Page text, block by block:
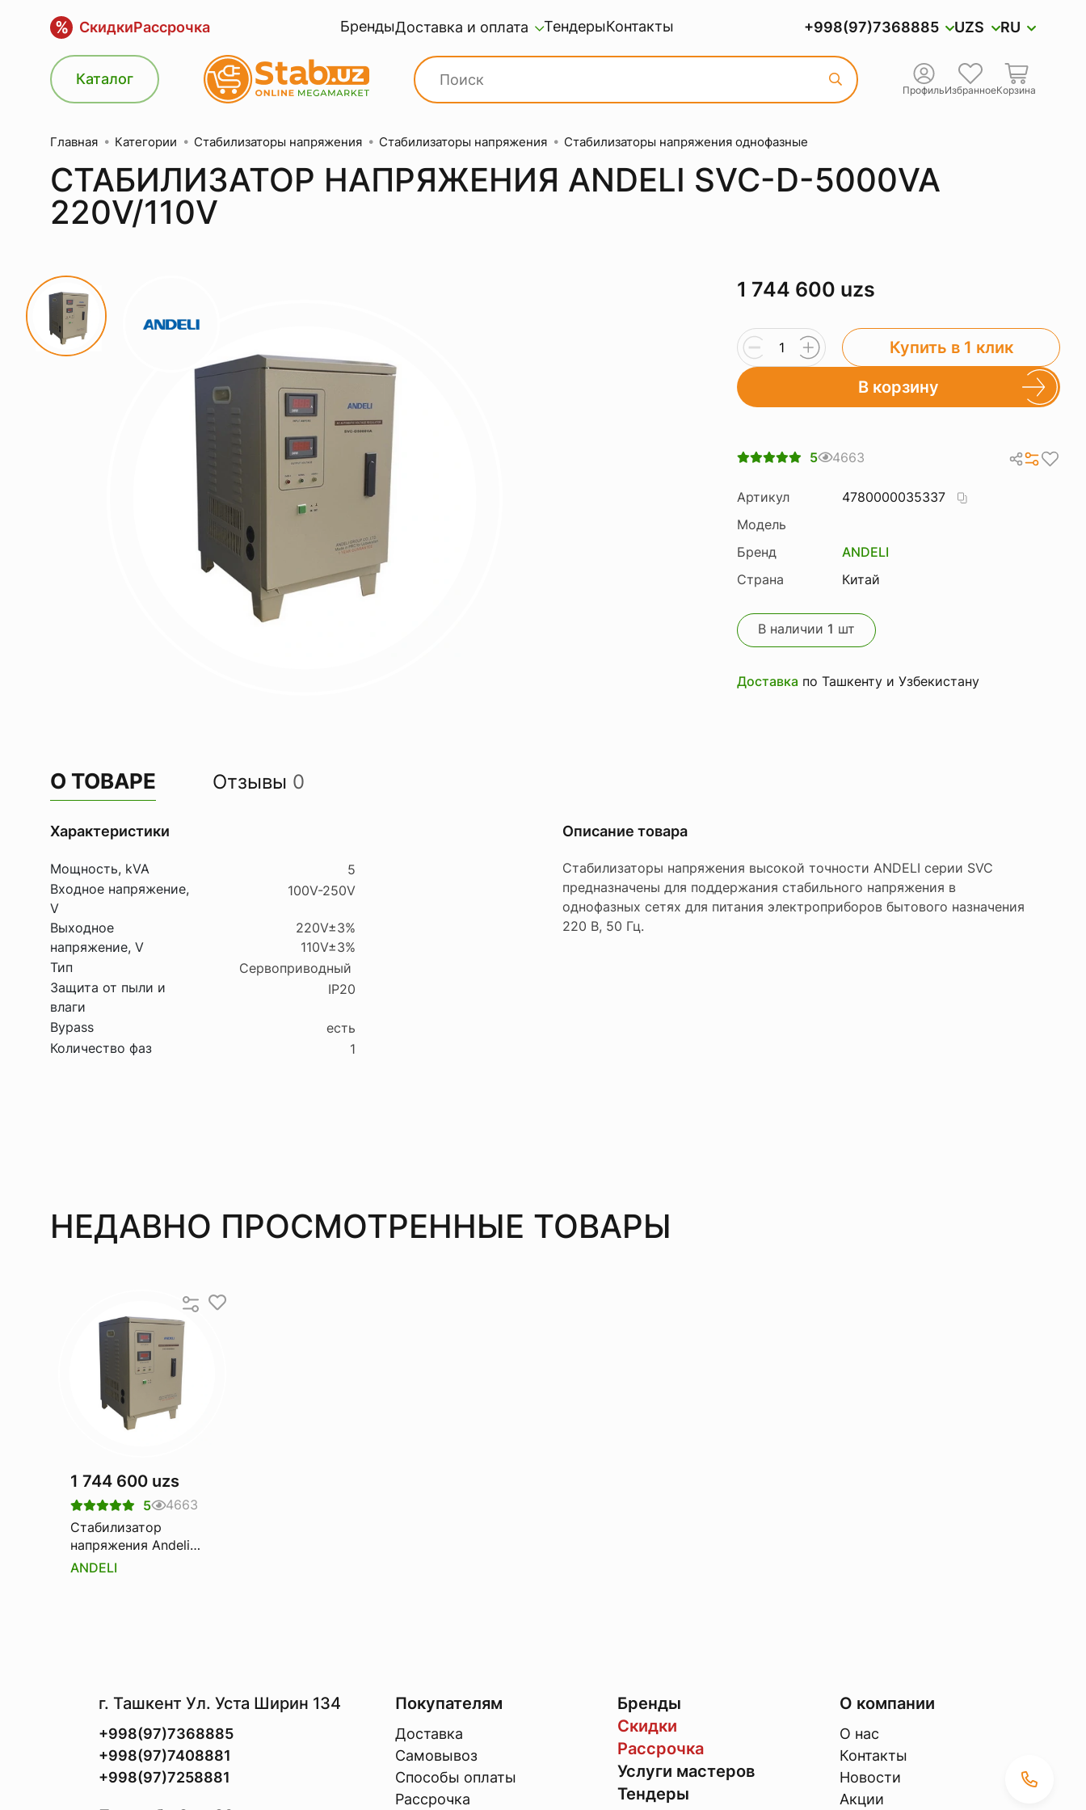
% СкидкиРассрочка БрендыДоставка и оплата ТендерыКонтакты +998(97)7368885 UZS RU
Каталог
ПрофильИзбранноеКорзина
Главная Категории Стабилизаторы напряжения Стабилизаторы напряжения Стабилизаторы напряжения однофазные
СТАБИЛИЗАТОР НАПРЯЖЕНИЯ ANDELI SVC-D-5000VA
220V/110V
1 744 600 uzs
Купить в 1 клик
В корзину
5 4663
Артикул
4780000035337
Модель
Бренд
ANDELI
Страна
Китай
В наличии 1 шт
Доставка по Ташкенту и Узбекистану
О ТОВАРЕ Отзывы 0
Характеристики
Мощность, kVA
5
Входное напряжение,
V
100V-250V
Выходное
напряжение, V
220V±3%
110V±3%
Тип
Сервоприводный
Защита от пыли и
влаги
IP20
Bypass
есть
Количество фаз
1
Описание товара
Стабилизаторы напряжения высокой точности ANDELI серии SVC
предназначены для поддержания стабильного напряжения в
однофазных сетях для питания электроприборов бытового назначения
220 В, 50 Гц.
НЕДАВНО ПРОСМОТРЕННЫЕ ТОВАРЫ
1 744 600 uzs
5
4663
Стабилизатор
напряжения Andeli
svc-d-5000VA
ANDELI
г. Ташкент Ул. Уста Ширин 134
+998(97)7368885
+998(97)7408881
+998(97)7258881
Покупателям
Доставка
Самовывоз
Способы оплаты
Рассрочка
Бренды
Скидки
Рассрочка
Услуги мастеров
Тендеры
О компании
О нас
Контакты
Новости
Акции